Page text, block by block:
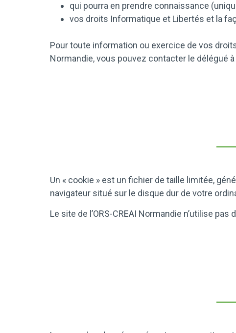
qui pourra en prendre connaissance
vos droits Informatique et Libertés et la
Pour toute information ou exercice de vos
Normandie, vous pouvez contacter le délégué
Un « cookie » est un fichier de taille limitée,
navigateur situé sur le disque dur de votre
Le site de l’ORS-CREAI Normandie n’utilise